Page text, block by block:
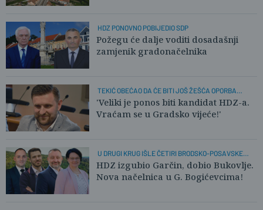
HDZ PONOVNO POBIJEDIO SDP
Požegu će dalje voditi dosadašnji
zamjenik gradonačelnika
TEKIĆ OBEĆAO DA ĆE BITI JOŠ ŽEŠĆA OPORBA
DUSPARI
'Veliki je ponos biti kandidat HDZ-a.
Vraćam se u Gradsko vijeće!'
U DRUGI KRUG IŠLE ČETIRI BRODSKO-POSAVSKE
OPĆINE
HDZ izgubio Garčin, dobio Bukovlje.
Nova načelnica u G. Bogićevcima!